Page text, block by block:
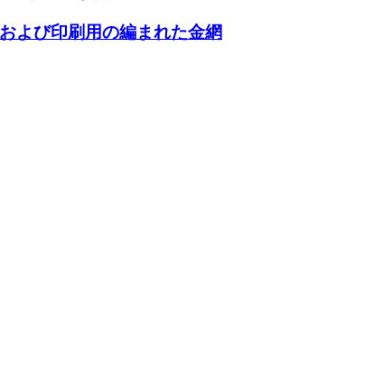
よび印刷用の編まれた金網